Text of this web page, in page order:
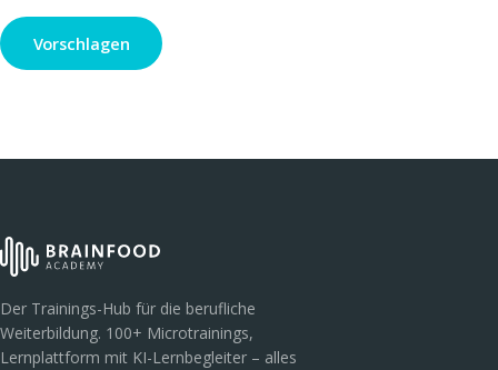
Vorschlagen
Der Trainings-Hub für die berufliche
Weiterbildung. 100+ Microtrainings,
Lernplattform mit KI-Lernbegleiter – alles